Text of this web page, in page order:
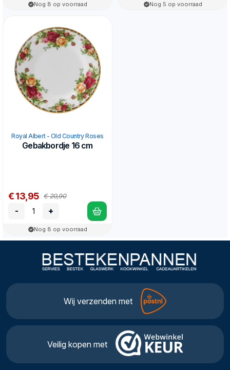
Nog 8 op voorraad Nog 5 op voorraad
Royal Albert - Old Country Roses
Gebakbordje 16 cm
€ 13,95 € 20,90
- +
Nog 8 op voorraad
Wij verzenden met
Veilig kopen met